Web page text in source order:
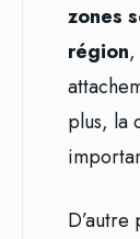
zones
région,
plus, la